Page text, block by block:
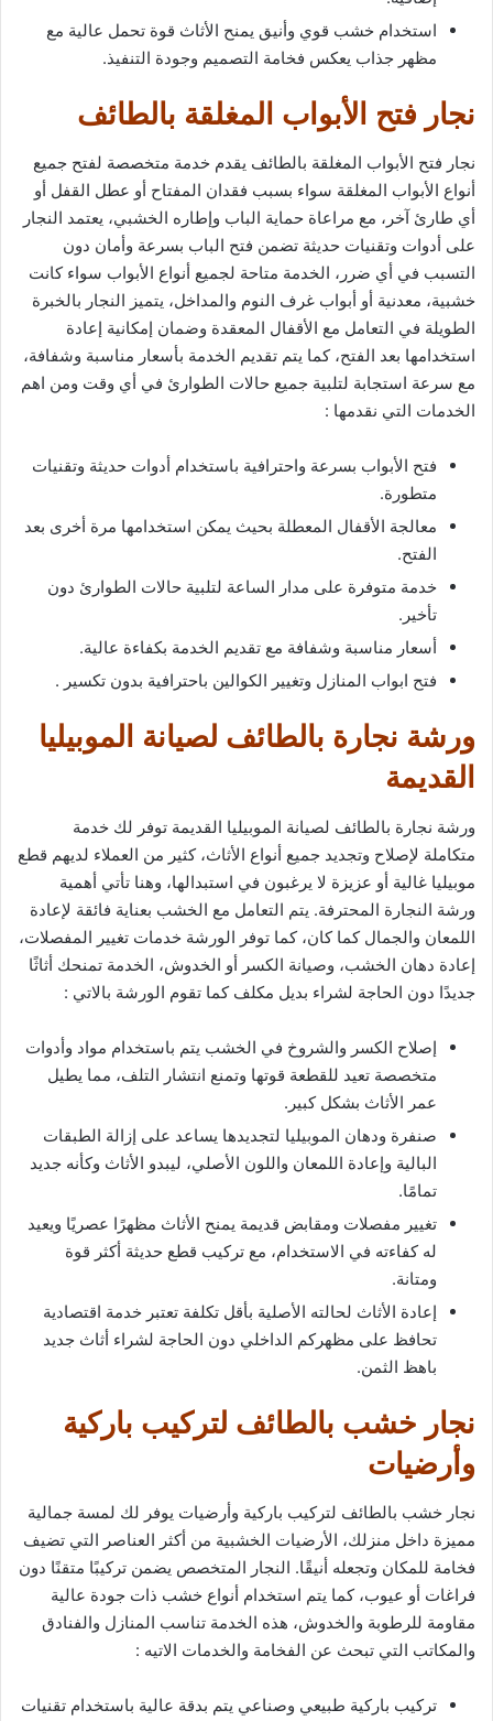
استخدام خشب قوي وأنيق يمنح الأثاث قوة تحمل عالية مع
مظهر جذاب يعكس فخامة التصميم وجودة التنفيذ.
نجار فتح الأبواب المغلقة بالطائف
نجار فتح الأبواب المغلقة بالطائف يقدم خدمة متخصصة لفتح جميع
أنواع الأبواب المغلقة سواء بسبب فقدان المفتاح أو عطل القفل أو
أي طارئ آخر، مع مراعاة حماية الباب وإطاره الخشبي، يعتمد النجار
على أدوات وتقنيات حديثة تضمن فتح الباب بسرعة وأمان دون
التسبب في أي ضرر، الخدمة متاحة لجميع أنواع الأبواب سواء كانت
خشبية، معدنية أو أبواب غرف النوم والمداخل، يتميز النجار بالخبرة
الطويلة في التعامل مع الأقفال المعقدة وضمان إمكانية إعادة
استخدامها بعد الفتح، كما يتم تقديم الخدمة بأسعار مناسبة وشفافة،
مع سرعة استجابة لتلبية جميع حالات الطوارئ في أي وقت ومن اهم
الخدمات التي نقدمها :
فتح الأبواب بسرعة واحترافية باستخدام أدوات حديثة وتقنيات
متطورة.
معالجة الأقفال المعطلة بحيث يمكن استخدامها مرة أخرى بعد
الفتح.
خدمة متوفرة على مدار الساعة لتلبية حالات الطوارئ دون
تأخير.
أسعار مناسبة وشفافة مع تقديم الخدمة بكفاءة عالية.
فتح ابواب المنازل وتغيير الكوالين باحترافية بدون تكسير .
ورشة نجارة بالطائف لصيانة الموبيليا
القديمة
ورشة نجارة بالطائف لصيانة الموبيليا القديمة توفر لك خدمة
متكاملة لإصلاح وتجديد جميع أنواع الأثاث، كثير من العملاء لديهم قطع
موبيليا غالية أو عزيزة لا يرغبون في استبدالها، وهنا تأتي أهمية
ورشة النجارة المحترفة. يتم التعامل مع الخشب بعناية فائقة لإعادة
اللمعان والجمال كما كان، كما توفر الورشة خدمات تغيير المفصلات،
إعادة دهان الخشب، وصيانة الكسر أو الخدوش، الخدمة تمنحك أثاثًا
جديدًا دون الحاجة لشراء بديل مكلف كما تقوم الورشة بالاتي :
إصلاح الكسر والشروخ في الخشب يتم باستخدام مواد وأدوات
متخصصة تعيد للقطعة قوتها وتمنع انتشار التلف، مما يطيل
عمر الأثاث بشكل كبير.
صنفرة ودهان الموبيليا لتجديدها يساعد على إزالة الطبقات
البالية وإعادة اللمعان واللون الأصلي، ليبدو الأثاث وكأنه جديد
تمامًا.
تغيير مفصلات ومقابض قديمة يمنح الأثاث مظهرًا عصريًا ويعيد
له كفاءته في الاستخدام، مع تركيب قطع حديثة أكثر قوة
ومتانة.
إعادة الأثاث لحالته الأصلية بأقل تكلفة تعتبر خدمة اقتصادية
تحافظ على مظهركم الداخلي دون الحاجة لشراء أثاث جديد
باهظ الثمن.
نجار خشب بالطائف لتركيب باركية
وأرضيات
نجار خشب بالطائف لتركيب باركية وأرضيات يوفر لك لمسة جمالية
مميزة داخل منزلك، الأرضيات الخشبية من أكثر العناصر التي تضيف
فخامة للمكان وتجعله أنيقًا. النجار المتخصص يضمن تركيبًا متقنًا دون
فراغات أو عيوب، كما يتم استخدام أنواع خشب ذات جودة عالية
مقاومة للرطوبة والخدوش، هذه الخدمة تناسب المنازل والفنادق
والمكاتب التي تبحث عن الفخامة والخدمات الاتيه :
تركيب باركية طبيعي وصناعي يتم بدقة عالية باستخدام تقنيات